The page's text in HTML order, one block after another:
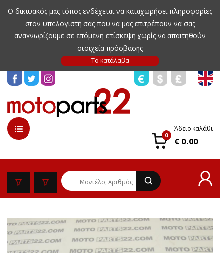
Ο δικτυακός μας τόπος ενδέχεται να καταχωρήσει πληροφορίες
στον υπολογιστή σας που να μας επιτρέπουν να σας
αναγνωρίζουμε σε επόμενη επίσκεψη χωρίς να απαιτηθούν
στοιχεία πρόσβασης
0
Άδειο καλάθι
€ 0.00